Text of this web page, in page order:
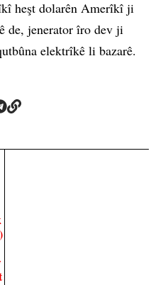
heşt dolarên Amerîkî ji
de, jenerator îro dev ji
elektrîkê li bazarê.